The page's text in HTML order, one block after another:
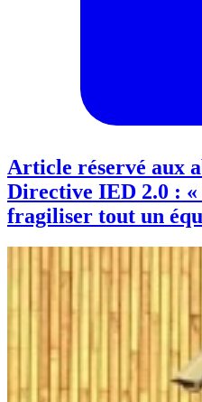
Article réservé aux
Directive IED 2.0 : «
fragiliser tout un